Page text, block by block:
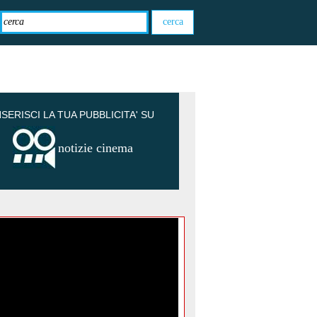
LA TUA PUBBLICITA' SU
notizie cinema